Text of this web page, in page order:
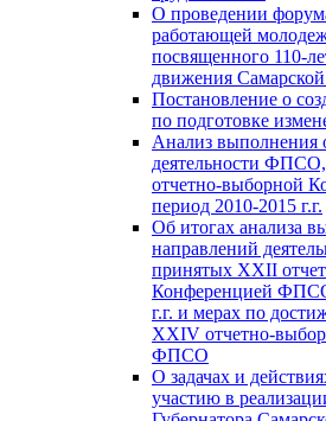
О проведении
работающей
посвященного 110-
движения Самарской
Постановление о
по подготовке
Анализ выполнения
деятельности
отчетно-выборной
период 2010-2015 г.г.
Об итогах анализа
направлений
принятых XXII
Конференцией
г.г. и мерах по
XXIV отчетно-
ФПСО
О задачах и
участию в